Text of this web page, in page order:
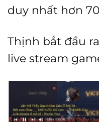
duy nhất hơn
Thịnh bắt đầu
live stream